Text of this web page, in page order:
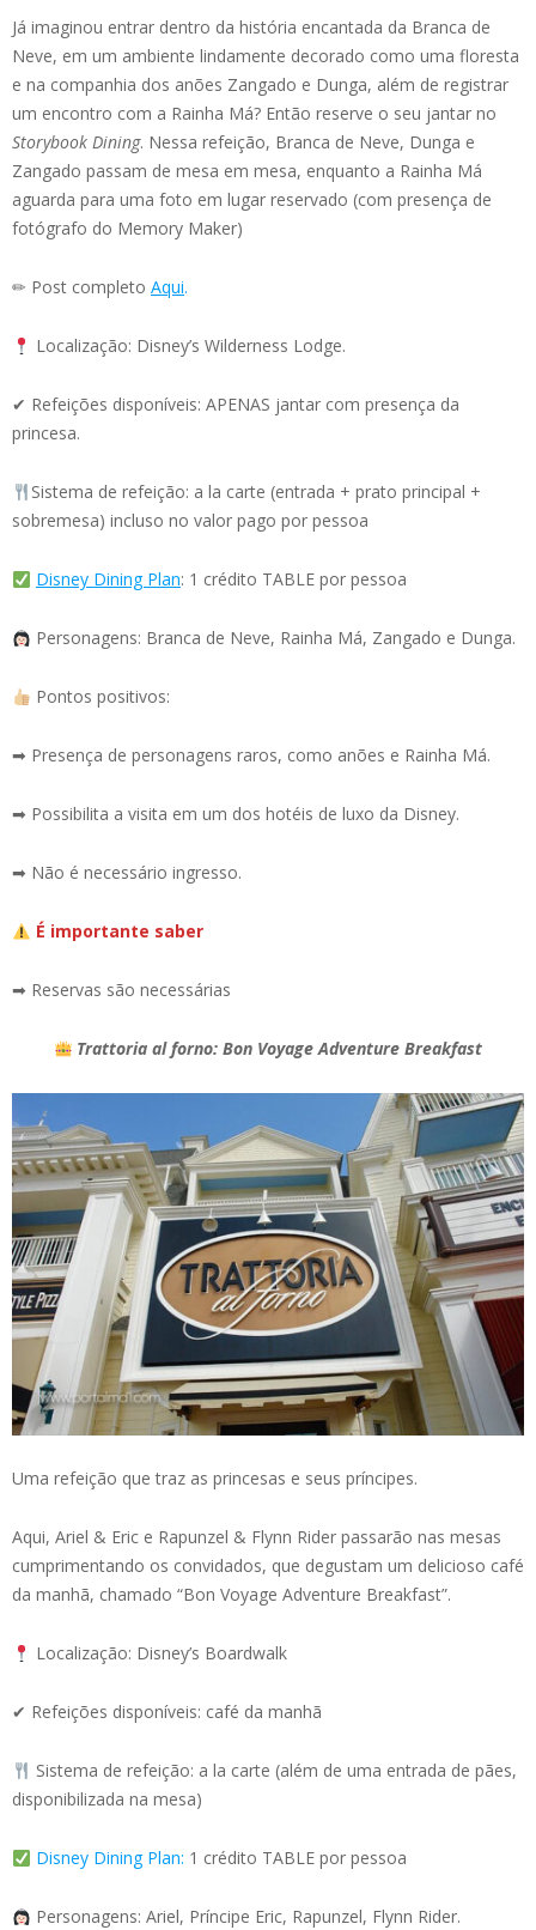
Já imaginou entrar dentro da história encantada da Branca de
Neve, em um ambiente lindamente decorado como uma floresta
e na companhia dos anões Zangado e Dunga, além de registrar
um encontro com a Rainha Má? Então reserve o seu jantar no
Storybook Dining. Nessa refeição, Branca de Neve, Dunga e
Zangado passam de mesa em mesa, enquanto a Rainha Má
aguarda para uma foto em lugar reservado (com presença de
fotógrafo do Memory Maker)
✏ Post completo Aqui.
Localização: Disney’s Wilderness Lodge.
✔ Refeições disponíveis: APENAS jantar com presença da
princesa.
Sistema de refeição: a la carte (entrada + prato principal +
sobremesa) incluso no valor pago por pessoa
Disney Dining Plan: 1 crédito TABLE por pessoa
Personagens: Branca de Neve, Rainha Má, Zangado e Dunga.
Pontos positivos:
➡ Presença de personagens raros, como anões e Rainha Má.
➡ Possibilita a visita em um dos hotéis de luxo da Disney.
➡ Não é necessário ingresso.
É importante saber
➡ Reservas são necessárias
Trattoria al forno: Bon Voyage Adventure Breakfast
Uma refeição que traz as princesas e seus príncipes.
Aqui, Ariel & Eric e Rapunzel & Flynn Rider passarão nas mesas
cumprimentando os convidados, que degustam um delicioso café
da manhã, chamado “Bon Voyage Adventure Breakfast”.
Localização: Disney’s Boardwalk
✔ Refeições disponíveis: café da manhã
Sistema de refeição: a la carte (além de uma entrada de pães,
disponibilizada na mesa)
Disney Dining Plan: 1 crédito TABLE por pessoa
Personagens: Ariel, Príncipe Eric, Rapunzel, Flynn Rider.